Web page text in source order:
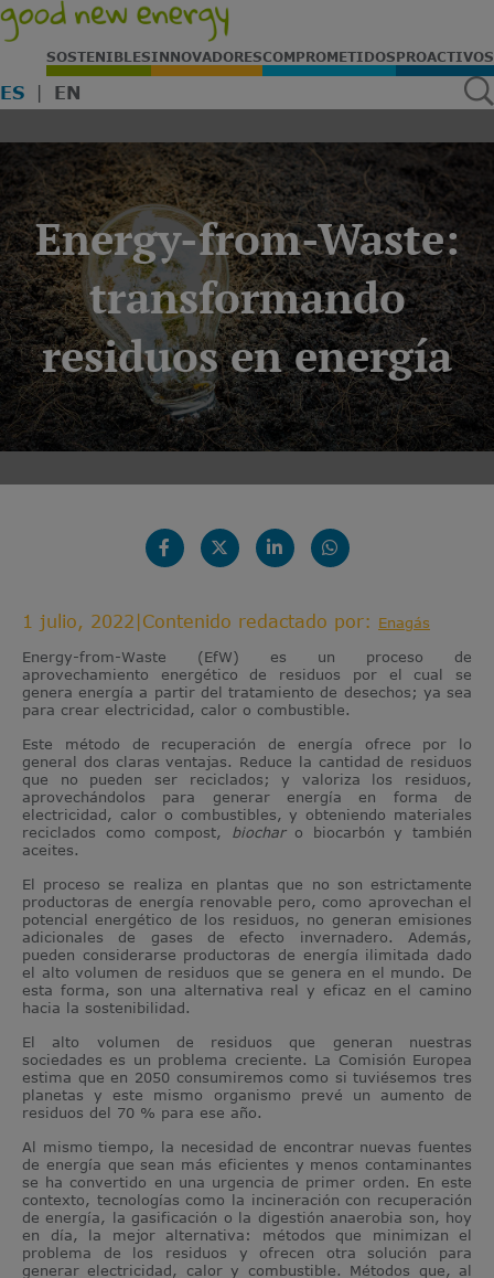
SOSTENIBLESINNOVADORESCOMPROMETIDOSPROACTIVOS
ES EN
Energy-from-Waste:
transformando
residuos en energía
1 julio, 2022 Contenido redactado por: Enagás
Energy-from-Waste (EfW) es un proceso de
aprovechamiento energético de residuos por el cual se
genera energía a partir del tratamiento de desechos; ya sea
para crear electricidad, calor o combustible.
Este método de recuperación de energía ofrece por lo
general dos claras ventajas. Reduce la cantidad de residuos
que no pueden ser reciclados; y valoriza los residuos,
aprovechándolos para generar energía en forma de
electricidad, calor o combustibles, y obteniendo materiales
reciclados como compost, biocharo biocarbón y también
aceites.
El proceso se realiza en plantas que no son estrictamente
productoras de energía renovable pero, como aprovechan el
potencial energético de los residuos, no generan emisiones
adicionales de gases de efecto invernadero. Además,
pueden considerarse productoras de energía ilimitada dado
el alto volumen de residuos que se genera en el mundo. De
esta forma, son una alternativa real y eficaz en el camino
hacia la sostenibilidad.
El alto volumen de residuos que generan nuestras
sociedades es un problema creciente. La Comisión Europea
estima que en 2050 consumiremos como si tuviésemos tres
planetas y este mismo organismo prevé un aumento de
residuos del 70 % para ese año.
Al mismo tiempo, la necesidad de encontrar nuevas fuentes
de energía que sean más eficientes y menos contaminantes
se ha convertido en una urgencia de primer orden. En este
contexto, tecnologías como la incineración con recuperación
de energía, la gasificación o la digestión anaerobia son, hoy
en día, la mejor alternativa: métodos que minimizan el
problema de los residuos y ofrecen otra solución para
generar electricidad, calor y combustible. Métodos que, al